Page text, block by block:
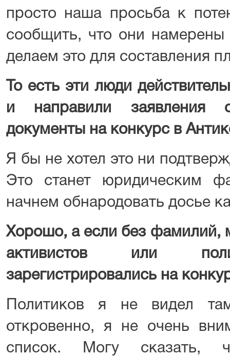
просто наша просьба к
сообщить, что они
делаем это для составления
То есть эти люди
и направили заявления
документы на конкурс в
Я бы не хотел это ни
Это станет юридическим
начнем обнародовать досье
Хорошо, а если без фамилий,
активистов или
зарегистрировались на
Политиков я не видел
откровенно, я не очень
список. Могу сказать,